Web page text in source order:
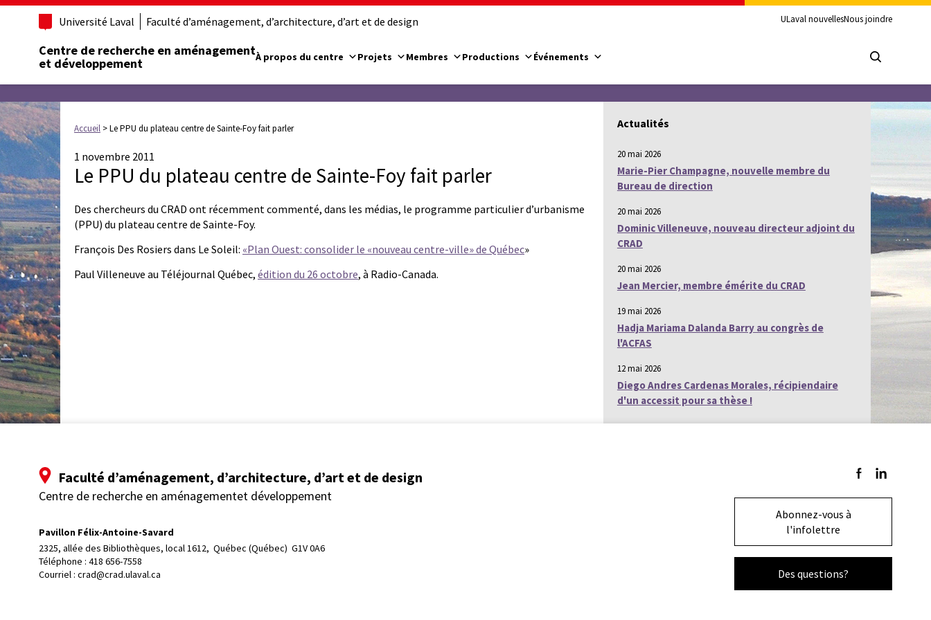
Université Laval Faculté d’aménagement, d’architecture, d’art et de design ULaval nouvellesNous joindre
Centre de recherche en aménagement
et développement
À propos du centre Projets Membres Productions Événements
Accueil >Le PPU du plateau centre de Sainte-Foy fait parler
1 novembre 2011
Le PPU du plateau centre de Sainte-Foy fait parler
Des chercheurs du CRAD ont récemment commenté, dans les médias, le programme particulier d’urbanisme
(PPU) du plateau centre de Sainte-Foy.
François Des Rosiers dans Le Soleil: «Plan Ouest: consolider le «nouveau centre-ville» de Québec»
Paul Villeneuve au Téléjournal Québec, édition du 26 octobre, à Radio-Canada.
Actualités
20 mai 2026
Marie-Pier Champagne, nouvelle membre du
Bureau de direction
20 mai 2026
Dominic Villeneuve, nouveau directeur adjoint du
CRAD
20 mai 2026
Jean Mercier, membre émérite du CRAD
19 mai 2026
Hadja Mariama Dalanda Barry au congrès de
l'ACFAS
12 mai 2026
Diego Andres Cardenas Morales, récipiendaire
d'un accessit pour sa thèse !
Faculté d’aménagement, d’architecture, d’art et de design
Centre de recherche en aménagementet développement
Pavillon Félix-Antoine-Savard
2325, allée des Bibliothèques, local 1612, Québec (Québec)  G1V 0A6
Téléphone : 418 656-7558
Courriel : crad@crad.ulaval.ca
Suivez-nous sur
Suivez-nous
Abonnez-vous à
l'infolettre
Des questions?